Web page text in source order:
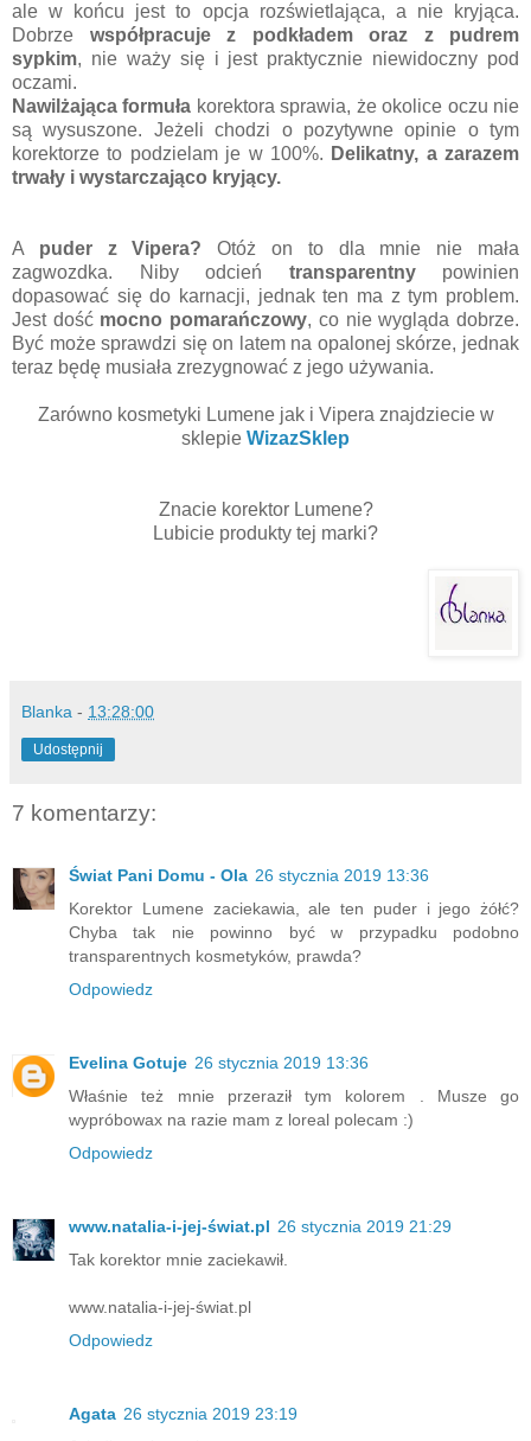
ale w końcu jest to opcja rozświetlająca, a nie kryjąca.
Dobrze współpracuje z podkładem oraz z pudrem
sypkim, nie waży się i jest praktycznie niewidoczny pod
oczami.
Nawilżająca formuła korektora sprawia, że okolice oczu nie
są wysuszone. Jeżeli chodzi o pozytywne opinie o tym
korektorze to podzielam je w 100%. Delikatny, a zarazem
trwały i wystarczająco kryjący.
A puder z Vipera? Otóż on to dla mnie nie mała
zagwozdka. Niby odcień transparentnypowinien
dopasować się do karnacji, jednak ten ma z tym problem.
Jest dość mocno pomarańczowy, co nie wygląda dobrze.
Być może sprawdzi się on latem na opalonej skórze, jednak
teraz będę musiała zrezygnować z jego używania.
Zarówno kosmetyki Lumene jak i Vipera znajdziecie w
sklepie WizazSklep
Znacie korektor Lumene?
Lubicie produkty tej marki?
Blanka - 13:28:00
Udostępnij
7 komentarzy:
Świat Pani Domu - Ola 26 stycznia 2019 13:36
Korektor Lumene zaciekawia, ale ten puder i jego żółć?
Chyba tak nie powinno być w przypadku podobno
transparentnych kosmetyków, prawda?
Odpowiedz
Evelina Gotuje 26 stycznia 2019 13:36
Właśnie też mnie przeraził tym kolorem . Musze go
wypróbowax na razie mam z loreal polecam :)
Odpowiedz
www.natalia-i-jej-świat.pl 26 stycznia 2019 21:29
Tak korektor mnie zaciekawił.
www.natalia-i-jej-świat.pl
Odpowiedz
Agata 26 stycznia 2019 23:19